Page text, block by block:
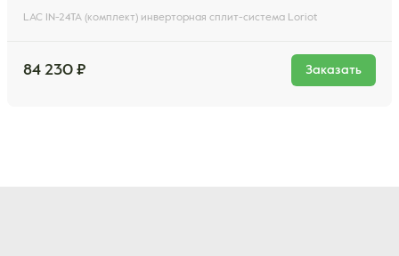
LAC IN-24TA (комплект) инверторная сплит-система Loriot
84 230 ₽ Заказать